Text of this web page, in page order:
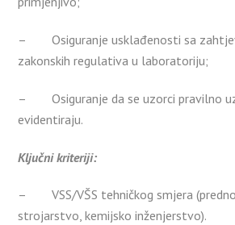
– Osiguranje usklađenosti sa
zakonskih regulativa u laboratoriju;
– Osiguranje da se uzorci pravilno
evidentiraju.
Ključni kriteriji:
– VSS/VŠS tehničkog smjera
strojarstvo, kemijsko inženjerstvo).